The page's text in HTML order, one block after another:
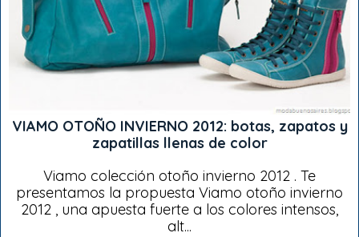
VIAMO OTOÑO INVIERNO 2012: botas, zapatos y
zapatillas llenas de color
Viamo colección otoño invierno 2012 . Te
presentamos la propuesta Viamo otoño invierno
2012 , una apuesta fuerte a los colores intensos,
alt...